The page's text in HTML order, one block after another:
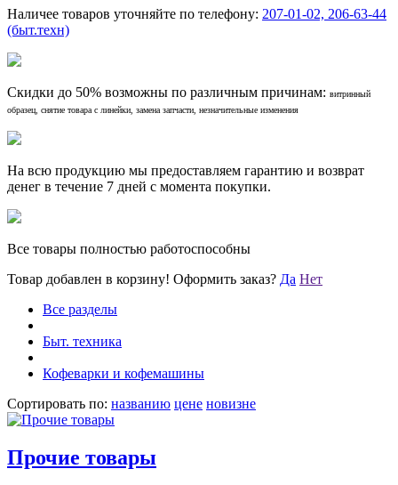
Наличее товаров уточняйте по телефону: 207-01-02, 206-63-44
(быт.техн)
Скидки до 50% возможны по различным причинам: витринный
образец, снятие товара с линейки, замена запчасти, незначительные изменения
На всю продукцию мы предоставляем гарантию и возврат
денег в течение 7 дней с момента покупки.
Все товары полностью работоспособны
Товар добавлен в корзину! Оформить заказ? Да Нет
Все разделы
Быт. техника
Кофеварки и кофемашины
Сортировать по: названию цене новизне
Прочие товары